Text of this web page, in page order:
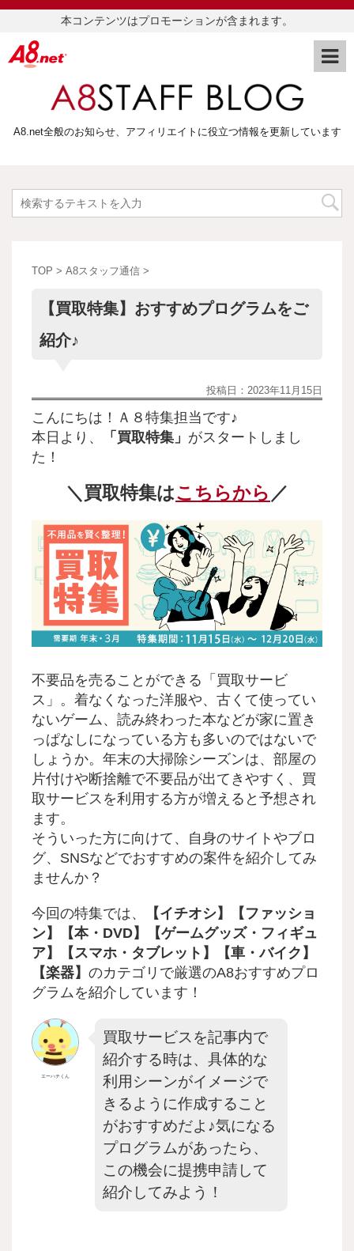
本コンテンツはプロモーションが含まれます。
A8.net全般のお知らせ、アフィリエイトに役立つ情報を更新しています
TOP > A8スタッフ通信 >
【買取特集】おすすめプログラムをご
紹介♪
投稿日： 2023年11月15日
こんにちは！Ａ８特集担当です♪
本日より、
「買取特集」 がスタートしまし
た！
＼買取特集はこちらから ／
不要品を売ることができる「買取サービ
ス」。着なくなった洋服や、古くて使ってい
ないゲーム、読み終わった本などが家に置き
っぱなしになっている方も多いのではないで
しょうか。年末の大掃除シーズンは、部屋の
片付けや断捨離で不要品が出てきやすく、買
取サービスを利用する方が増えると予想され
ます。
そういった方に向けて、自身のサイトやブロ
グ、SNSなどでおすすめの案件を紹介してみ
ませんか？
今回の特集では、
【イチオシ】【ファッショ
ン】【本・DVD】【ゲームグッズ・フィギュ
ア】【スマホ・タブレット】【車・バイク】
【楽器】 のカテゴリで厳選のA8おすすめプロ
グラムを紹介しています！
エーハチくん
買取サービスを記事内で
紹介する時は、具体的な
利用シーンがイメージで
きるように作成すること
がおすすめだよ♪気になる
プログラムがあったら、
この機会に提携申請して
紹介してみよう！